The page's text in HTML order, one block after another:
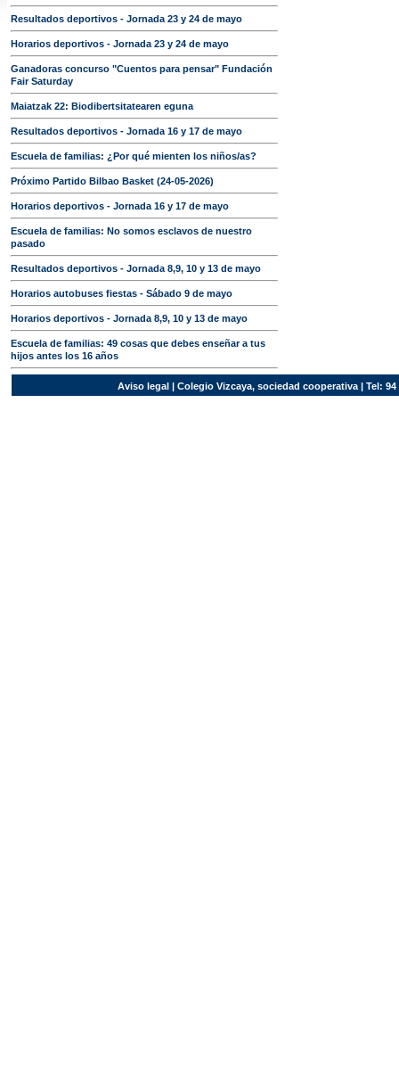
Resultados deportivos - Jornada 23 y 24 de mayo
Horarios deportivos - Jornada 23 y 24 de mayo
Ganadoras concurso "Cuentos para pensar" Fundación
Fair Saturday
Maiatzak 22: Biodibertsitatearen eguna
Resultados deportivos - Jornada 16 y 17 de mayo
Escuela de familias: ¿Por qué mienten los niños/as?
Próximo Partido Bilbao Basket (24-05-2026)
Horarios deportivos - Jornada 16 y 17 de mayo
Escuela de familias: No somos esclavos de nuestro
pasado
Resultados deportivos - Jornada 8,9, 10 y 13 de mayo
Horarios autobuses fiestas - Sábado 9 de mayo
Horarios deportivos - Jornada 8,9, 10 y 13 de mayo
Escuela de familias: 49 cosas que debes enseñar a tus
hijos antes los 16 años
Aviso legal| Colegio Vizcaya, sociedad cooperativa | Tel: 94